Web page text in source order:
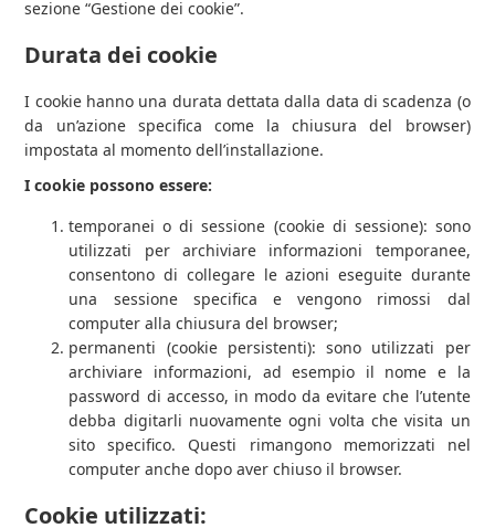
sezione “Gestione dei cookie”.
Durata dei cookie
I cookie hanno una durata dettata dalla data di scadenza (o
da un’azione specifica come la chiusura del browser)
impostata al momento dell’installazione.
I cookie possono essere:
temporanei o di sessione (cookie di sessione): sono
utilizzati per archiviare informazioni temporanee,
consentono di collegare le azioni eseguite durante
una sessione specifica e vengono rimossi dal
computer alla chiusura del browser;
permanenti (cookie persistenti): sono utilizzati per
archiviare informazioni, ad esempio il nome e la
password di accesso, in modo da evitare che l’utente
debba digitarli nuovamente ogni volta che visita un
sito specifico. Questi rimangono memorizzati nel
computer anche dopo aver chiuso il browser.
Cookie utilizzati: